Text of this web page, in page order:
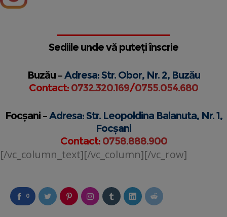
Sediile unde vă puteți înscrie
Buzău –Adresa: Str. Obor, Nr. 2, Buzău
Contact: 0732.320.169/0755.054.680
Focșani –Adresa: Str. Leopoldina Balanuta, Nr. 1,
Focșani
Contact: 0758.888.900
[/vc_column_text][/vc_column][/vc_row]
0